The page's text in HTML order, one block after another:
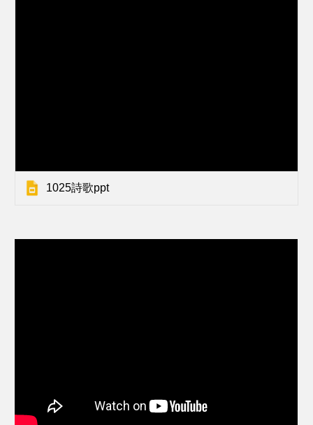
1025詩歌ppt